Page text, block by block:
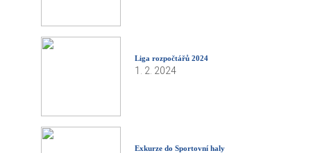
Liga rozpočtářů 2024
1. 2. 2024
Exkurze do Sportovní haly